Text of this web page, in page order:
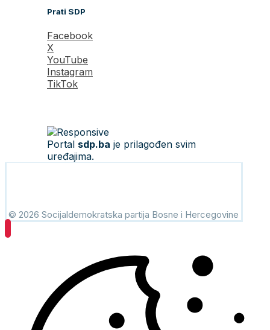
Prati SDP
Facebook
X
YouTube
Instagram
TikTok
Portal sdp.ba je prilagođen svim
uređajima.
© 2026 Socijaldemokratska partija Bosne i Hercegovine